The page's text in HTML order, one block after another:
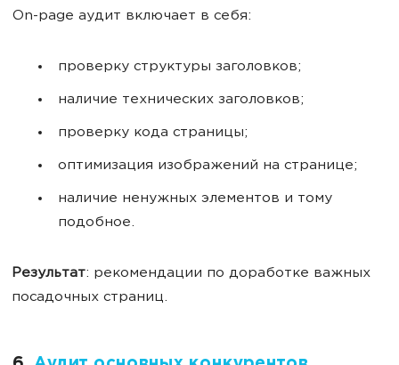
On-page аудит включает в себя:
проверку структуры заголовков;
наличие технических заголовков;
проверку кода страницы;
оптимизация изображений на странице;
наличие ненужных элементов и тому
подобное.
Результат: рекомендации по доработке важных
посадочных страниц.